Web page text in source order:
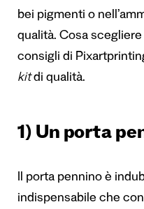
bei pigmenti o
qualità. Cosa
consigli di
kitdi qualità.
1) Un porta
Il porta pennino è
indispensabile che